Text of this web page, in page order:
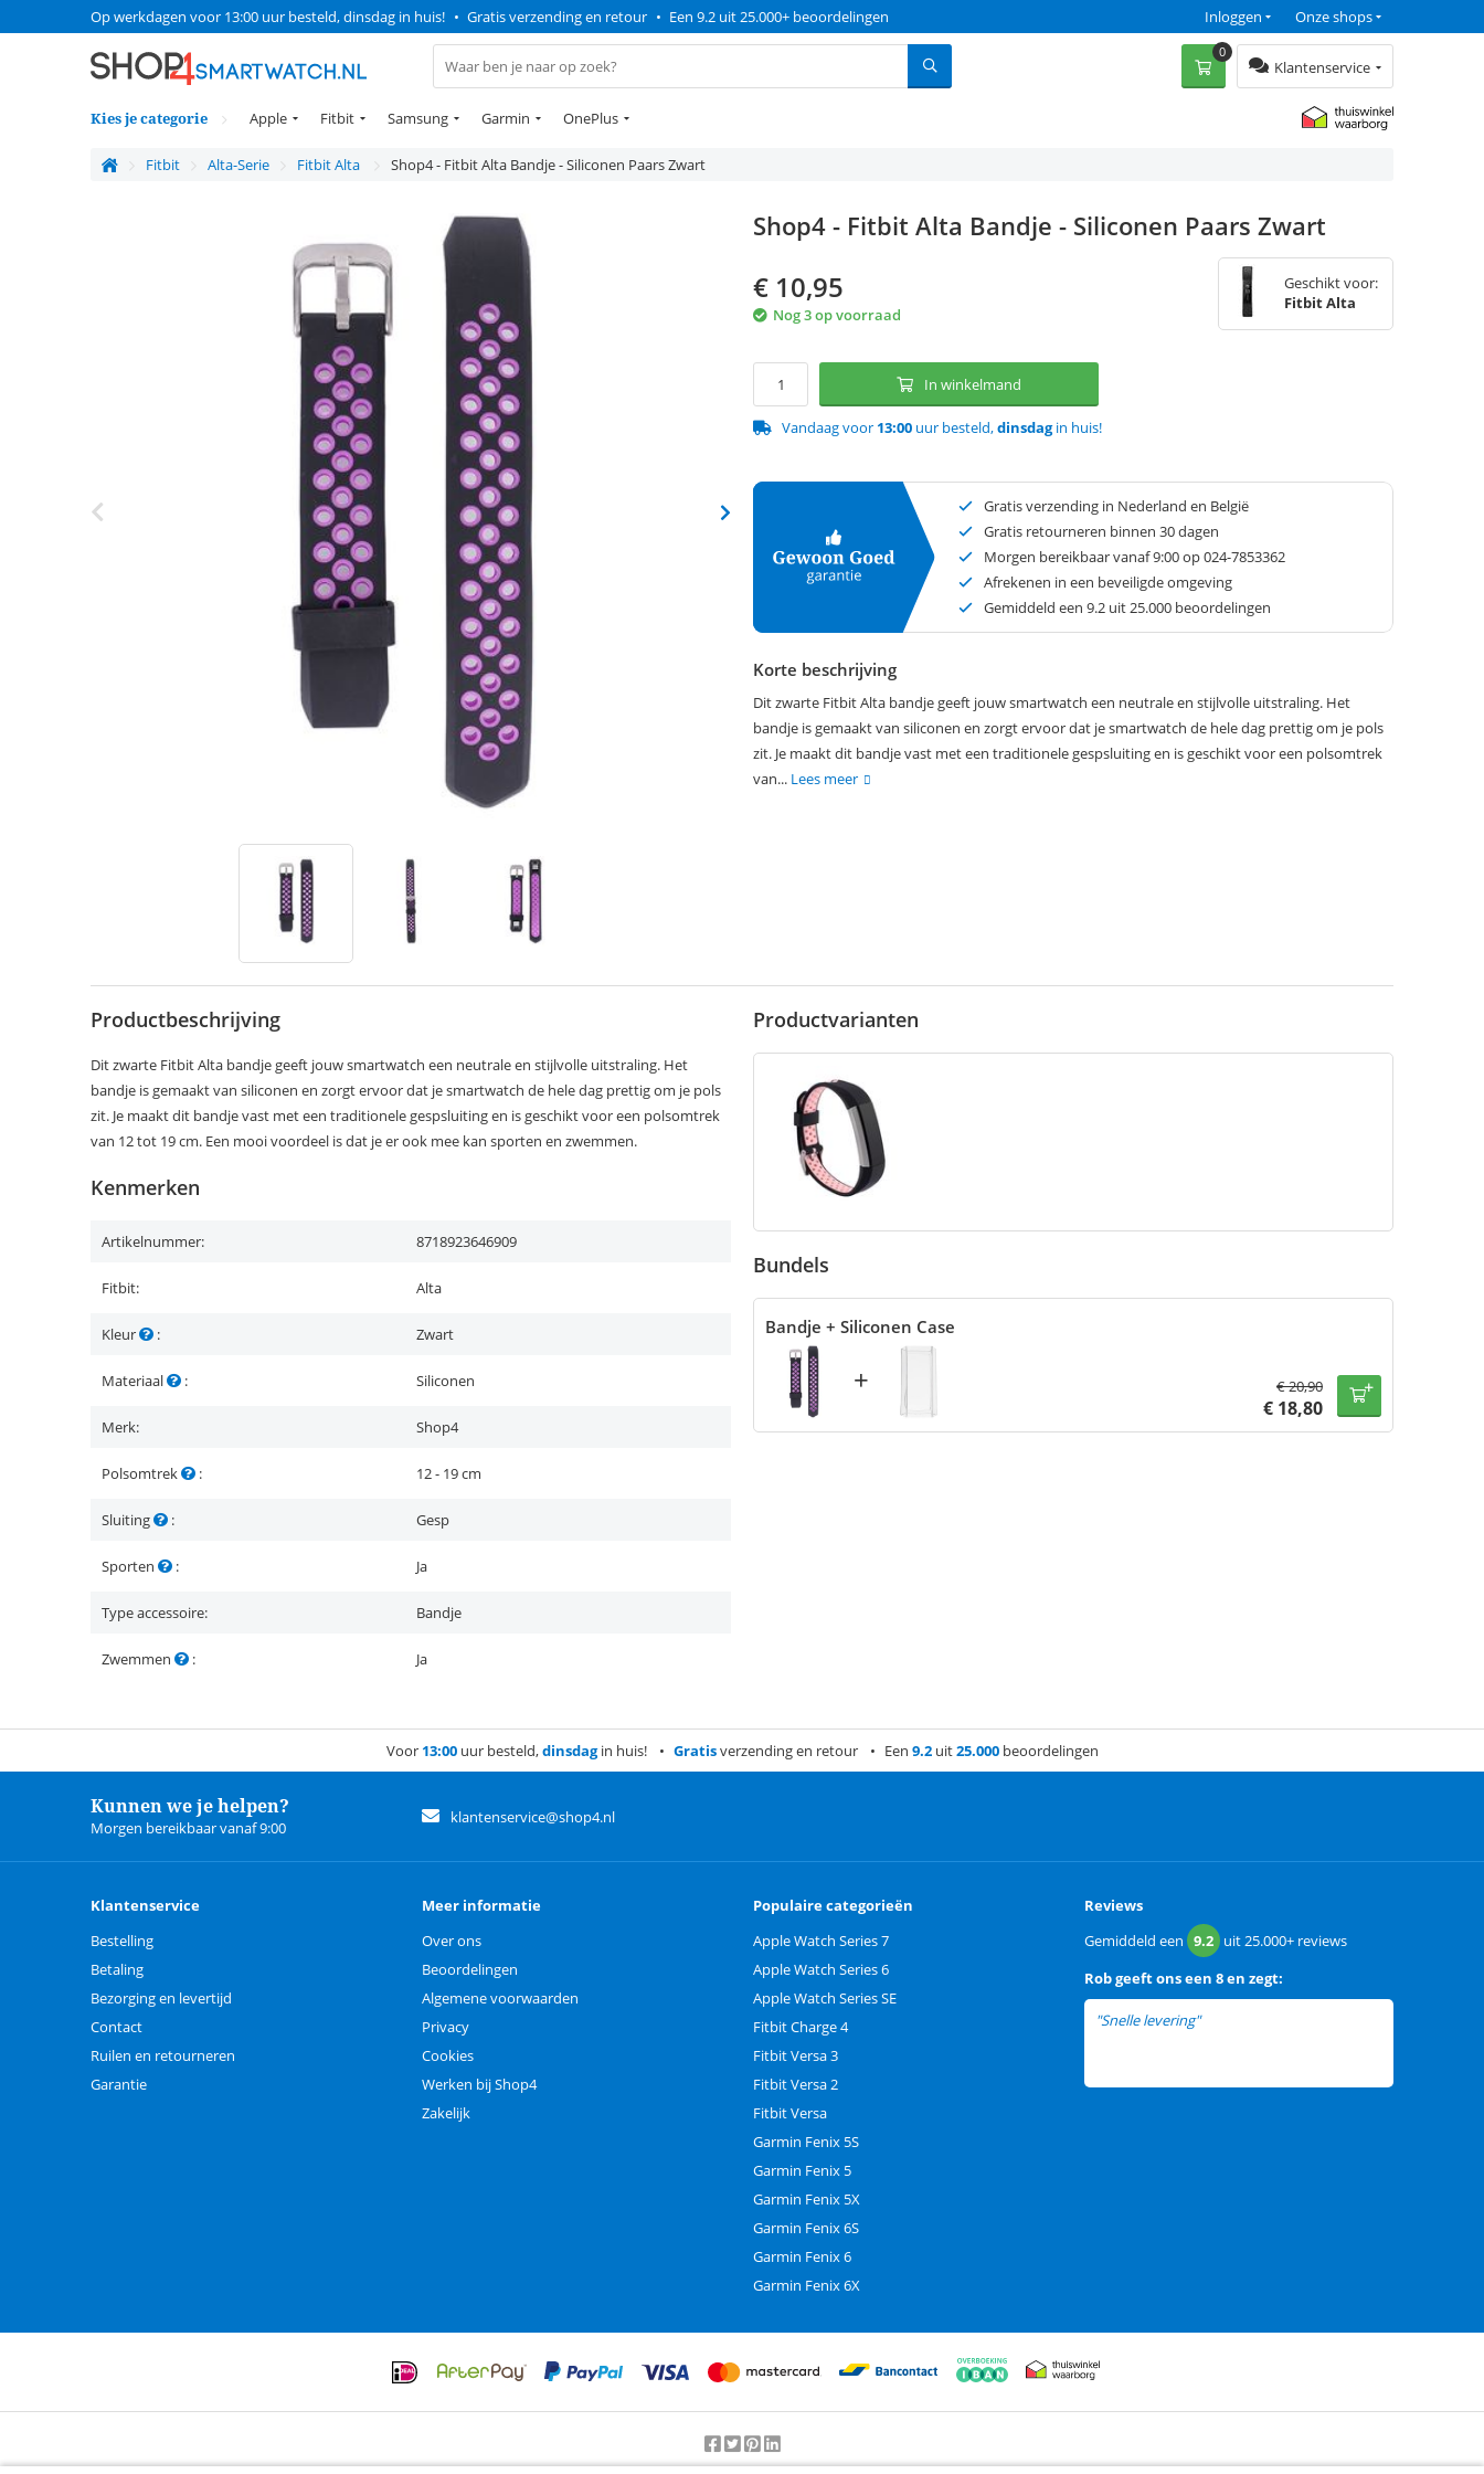
Op werkdagen voor 13:00 uur besteld, dinsdag in huis! • Gratis verzending en retour • Een 9.2 uit 25.000+ beoordelingen Onze shops
Inloggen
Klantenservice
0
Kies je categorie Apple Fitbit Samsung Garmin OnePlus
Fitbit Alta-Serie Fitbit Alta Shop4 - Fitbit Alta Bandje - Siliconen Paars Zwart
Shop4 - Fitbit Alta Bandje - Siliconen Paars Zwart
€ 10,95
Nog 3 op voorraad
Geschikt voor:
Fitbit Alta
In winkelmand
Vandaag voor 13:00 uur besteld,dinsdagin huis!
Gratis verzending in Nederland en België
Gratis retourneren binnen 30 dagen
Morgen bereikbaar vanaf 9:00 op 024-7853362
Afrekenen in een beveiligde omgeving
Gemiddeld een 9.2 uit 25.000 beoordelingen
Korte beschrijving
Dit zwarte Fitbit Alta bandje geeft jouw smartwatch een neutrale en stijlvolle uitstraling. Het
bandje is gemaakt van siliconen en zorgt ervoor dat je smartwatch de hele dag prettig om je pols
zit. Je maakt dit bandje vast met een traditionele gespsluiting en is geschikt voor een polsomtrek
van... Lees meer
Productbeschrijving
Dit zwarte Fitbit Alta bandje geeft jouw smartwatch een neutrale en stijlvolle uitstraling. Het
bandje is gemaakt van siliconen en zorgt ervoor dat je smartwatch de hele dag prettig om je pols
zit. Je maakt dit bandje vast met een traditionele gespsluiting en is geschikt voor een polsomtrek
van 12 tot 19 cm. Een mooi voordeel is dat je er ook mee kan sporten en zwemmen.
Kenmerken
Artikelnummer: 8718923646909
Fitbit: Alta
Kleur : Zwart
Materiaal : Siliconen
Merk: Shop4
Polsomtrek : 12 - 19 cm
Sluiting : Gesp
Sporten : Ja
Type accessoire: Bandje
Zwemmen : Ja
Productvarianten
Bundels
Bandje + Siliconen Case
+ €20,90
€ 18,80
Voor 13:00uur besteld,dinsdagin huis! Gratisverzending en retour Een 9.2uit25.000beoordelingen
Kunnen we je helpen?
Morgen bereikbaar vanaf 9:00
klantenservice@shop4.nl
Klantenservice
Bestelling
Betaling
Bezorging en levertijd
Contact
Ruilen en retourneren
Garantie
Meer informatie
Over ons
Beoordelingen
Algemene voorwaarden
Privacy
Cookies
Werken bij Shop4
Zakelijk
Populaire categorieën
Apple Watch Series 7
Apple Watch Series 6
Apple Watch Series SE
Fitbit Charge 4
Fitbit Versa 3
Fitbit Versa 2
Fitbit Versa
Garmin Fenix 5S
Garmin Fenix 5
Garmin Fenix 5X
Garmin Fenix 6S
Garmin Fenix 6
Garmin Fenix 6X
Reviews
Gemiddeld een 9.2 uit25.000+ reviews
Robgeeft ons een 8 en zegt:
"Snelle levering"